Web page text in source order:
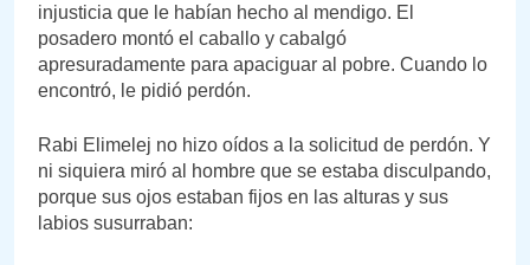
injusticia que le habían hecho al mendigo. El
posadero montó el caballo y cabalgó
apresuradamente para apaciguar al pobre. Cuando lo
encontró, le pidió perdón.
Rabi Elimelej no hizo oídos a la solicitud de perdón. Y
ni siquiera miró al hombre que se estaba disculpando,
porque sus ojos estaban fijos en las alturas y sus
labios susurraban: